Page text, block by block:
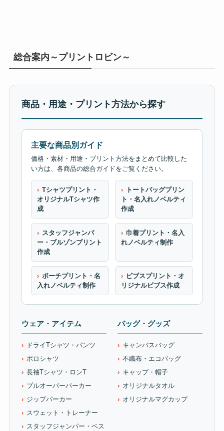
総合案内～プリントロビン～
商品・用途・プリント方法から探す
主要な商品別ガイド
価格・素材・用途・プリント方法をまとめて比較した
い方は、各商品の総合ガイドをご覧ください。
Tシャツプリント・
オリジナルTシャツ作
成
トートバッグプリン
ト・名入れノベルティ
作成
スタッフジャンパ
ー・ブルゾンプリント
作成
巾着プリント・名入
れノベルティ制作
ポーチプリント・名
入れノベルティ制作
ビブスプリント・オ
リジナルビブス作成
ウェア・アイテム
ドライTシャツ・パンツ
ポロシャツ
長袖Tシャツ・ロンT
プルオーバーパーカー
ジップパーカー
スウェット・トレーナー
スタッフジャンパー・ベス
バッグ・グッズ
キャンバスバッグ
不織布・エコバッグ
キャップ・帽子
オリジナルタオル
オリジナルマグカップ